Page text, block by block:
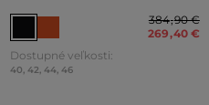
384,90 €
269,40 €
Dostupné veľkosti:
40, 42, 44, 46